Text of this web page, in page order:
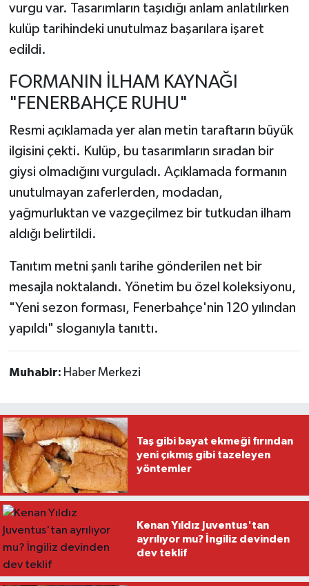
vurgu var. Tasarımların taşıdığı anlam anlatılırken
kulüp tarihindeki unutulmaz başarılara işaret
edildi.
FORMANIN İLHAM KAYNAĞI
"FENERBAHÇE RUHU"
Resmi açıklamada yer alan metin taraftarın büyük
ilgisini çekti. Kulüp, bu tasarımların sıradan bir
giysi olmadığını vurguladı. Açıklamada formanın
unutulmayan zaferlerden, modadan,
yağmurluktan ve vazgeçilmez bir tutkudan ilham
aldığı belirtildi.
Tanıtım metni şanlı tarihe gönderilen net bir
mesajla noktalandı. Yönetim bu özel koleksiyonu,
"Yeni sezon forması, Fenerbahçe'nin 120 yılından
yapıldı" sloganıyla tanıttı.
Muhabir: Haber Merkezi
Taş gibi bayat ekmeği fırından
yeni çıkmış gibi tazeleyen
yöntemler
Kenan Yıldız Juventus'tan
ayrılıyor mu? İngiliz devinden
dev teklif